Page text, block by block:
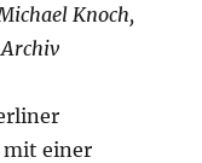
Knoch,
mit einer